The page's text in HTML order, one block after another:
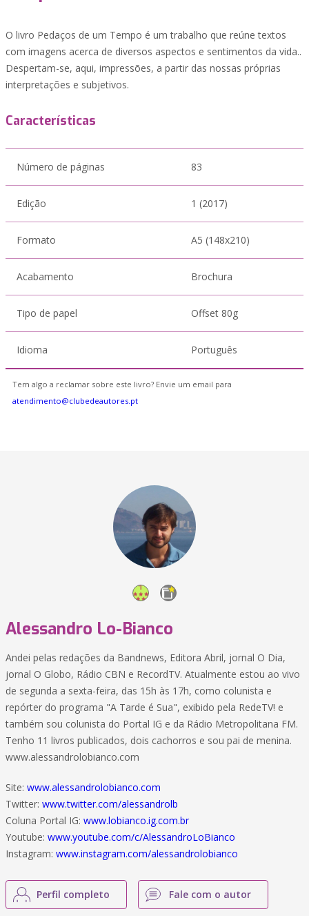
O livro Pedaços de um Tempo é um trabalho que reúne textos
com imagens acerca de diversos aspectos e sentimentos da vida..
Despertam-se, aqui, impressões, a partir das nossas próprias
interpretações e subjetivos.
Características
Número de páginas 83
Edição 1 (2017)
Formato A5 (148x210)
Acabamento Brochura
Tipo de papel Offset 80g
Idioma Português
Tem algo a reclamar sobre este livro? Envie um email para
atendimento@clubedeautores.pt
Alessandro Lo-Bianco
Andei pelas redações da Bandnews, Editora Abril, jornal O Dia,
jornal O Globo, Rádio CBN e RecordTV. Atualmente estou ao vivo
de segunda a sexta-feira, das 15h às 17h, como colunista e
repórter do programa "A Tarde é Sua", exibido pela RedeTV! e
também sou colunista do Portal IG e da Rádio Metropolitana FM.
Tenho 11 livros publicados, dois cachorros e sou pai de menina.
www.alessandrolobianco.com
Site: www.alessandrolobianco.com
Twitter: www.twitter.com/alessandrolb
Coluna Portal IG: www.lobianco.ig.com.br
Youtube: www.youtube.com/c/AlessandroLoBianco
Instagram: www.instagram.com/alessandrolobianco
Perfil completo Fale com o autor